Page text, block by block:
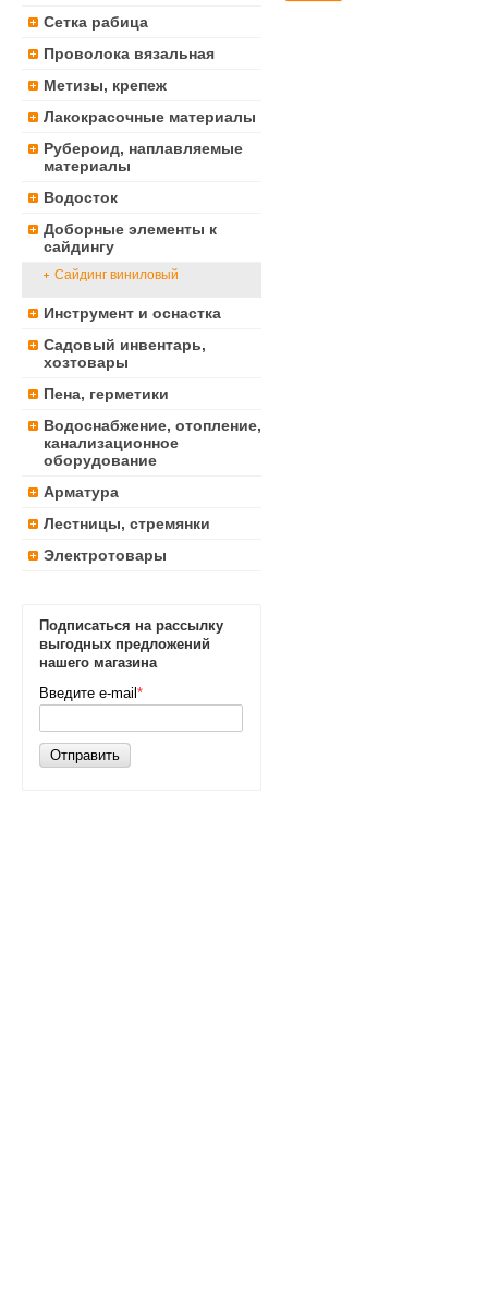
Сетка рабица
Проволока вязальная
Метизы, крепеж
Лакокрасочные материалы
Рубероид, наплавляемые
материалы
Водосток
Доборные элементы к
сайдингу
Сайдинг виниловый
Инструмент и оснастка
Садовый инвентарь,
хозтовары
Пена, герметики
Водоснабжение, отопление,
канализационное
оборудование
Арматура
Лестницы, стремянки
Электротовары
Подписаться на рассылку
выгодных предложений
нашего магазина
Введите e-mail *
Отправить